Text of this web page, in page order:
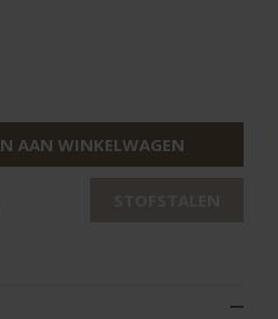
AAN WINKELWAGEN